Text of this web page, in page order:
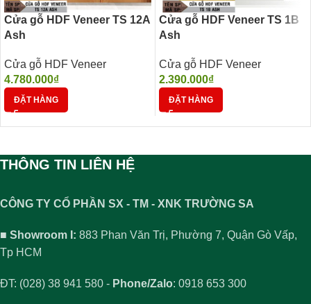
Cửa gỗ HDF Veneer TS 12A
Ash
Cửa gỗ HDF Veneer
4.780.000₫
ĐẶT HÀNG
Cửa gỗ HDF Veneer TS 1B
Ash
Cửa gỗ HDF Veneer
2.390.000₫
ĐẶT HÀNG
THÔNG TIN LIÊN HỆ
CÔNG TY CỔ PHẦN SX - TM - XNK TRƯỜNG SA
■ Showroom I: 883 Phan Văn Trị, Phường 7, Quận Gò Vấp,
Tp HCM
ĐT: (028) 38 941 580 - Phone/Zalo: 0918 653 300